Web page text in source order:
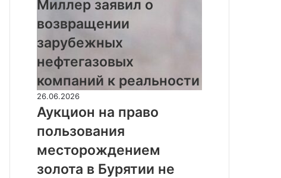
возвращении
зарубежных
нефтегазовых
компаний
реальности
Миллер заявил о
возвращении
зарубежных
нефтегазовых
компаний к реальности
Аукцион
на
право
пользования
месторождением
золота
в
26.06.2026
Аукцион на право
пользования
месторождением
золота в Бурятии не